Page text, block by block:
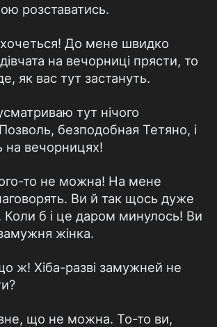
розставатись.
До мене швидко
на вечорниці прясти, то
як вас тут застануть.
тут нічого
безподобная Тетяно, і
на вечорницях!
то не можна! На мене
Ви й так щось дуже
Коли б і це даром минулось! Ви
жінка.
ж! Хіба-разві замужней не
що не можна. То-то ви,